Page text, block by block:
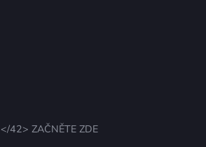
</42> ZAČNĚTE ZDE